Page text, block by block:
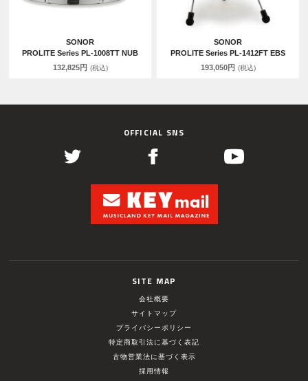
SONOR
PROLITE Series PL-1008TT NUB
132,825円 (税込)
SONOR
PROLITE Series PL-1412FT EBS
193,050円 (税込)
OFFICIAL SNS
SITE MAP
会社概要
サイトマップ
プライバシーポリシー
特定商取引法に基づく表記
古物営業法に基づく表示
採用情報